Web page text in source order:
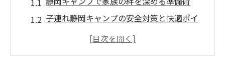
子連れ静岡キャンプの安全対策と快適ポイ